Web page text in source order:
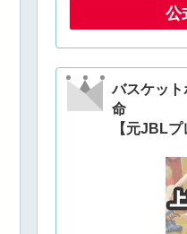
公
バスケッ
命
【元JBL